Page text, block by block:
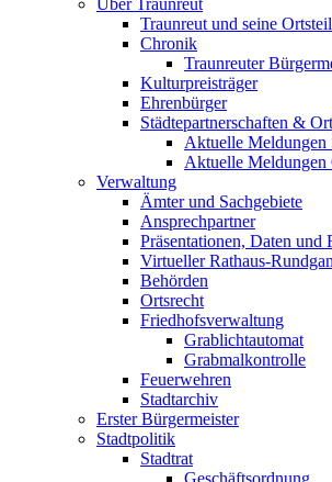
Über Traunreut
Traunreut und seine
Chronik
Traunreuter
Kulturpreisträger
Ehrenbürger
Städtepartnerschaften &
Aktuelle Meldungen
Aktuelle Meldungen
Verwaltung
Ämter und Sachgebiete
Ansprechpartner
Präsentationen, Daten und
Virtueller Rathaus-
Behörden
Ortsrecht
Friedhofsverwaltung
Grablichtautomat
Grabmalkontrolle
Feuerwehren
Stadtarchiv
Erster Bürgermeister
Stadtpolitik
Stadtrat
Geschäftsordnung